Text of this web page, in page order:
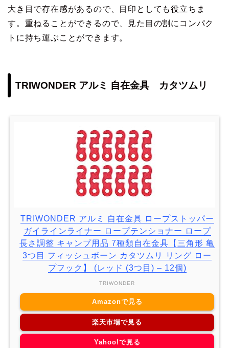
大き目で存在感があるので、目印としても役立ちま
す。重ねることができるので、見た目の割にコンパク
トに持ち運ぶことができます。
TRIWONDER アルミ 自在金具 カタツムリ
TRIWONDER アルミ 自在金具 ロープストッパー
ガイラインライナー ロープテンショナー ロープ
長さ調整 キャンプ用品 7種類自在金具【三角形 亀
3つ目 フィッシュボーン カタツムリ リング ロー
プフック】 (レッド (3つ目) – 12個)
TRIWONDER
Amazonで見る
楽天市場で見る
Yahoo!で見る